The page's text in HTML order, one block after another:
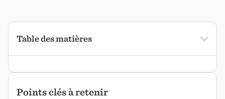
Points clés à retenir
Table des matières